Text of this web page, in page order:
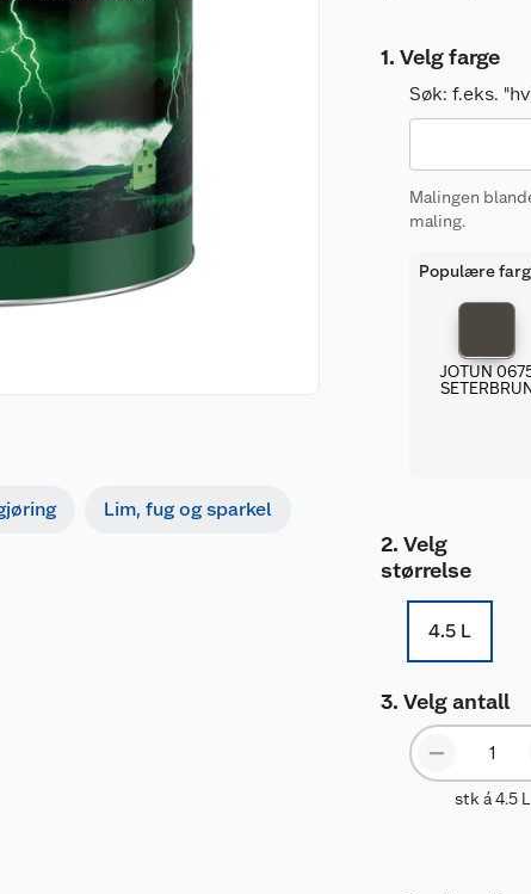
Lim, fug og sparkel
Velg farge
Søk: f.eks.
Malingen
maling.
Populære
JOTUN
Velg
størrelse
4.5 L
Velg antall
stk á 4.5 L